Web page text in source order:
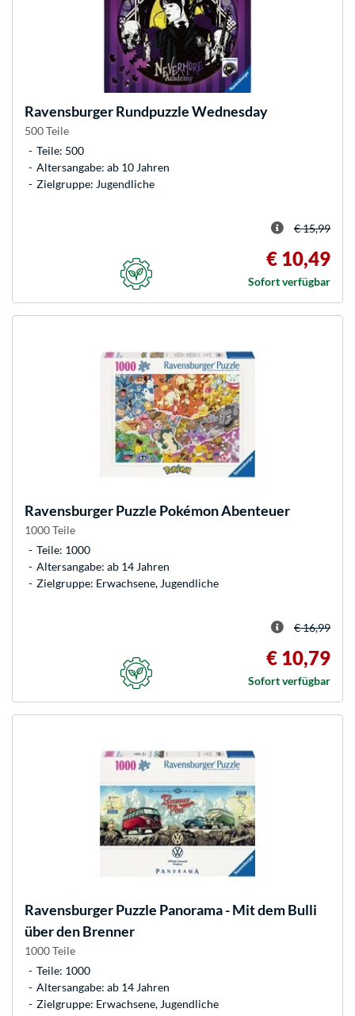
RavensburgerRundpuzzle Wednesday
500 Teile
Teile: 500
Altersangabe: ab 10 Jahren
Zielgruppe: Jugendliche
€ 15,99
€ 10,49
Sofort verfügbar
RavensburgerPuzzle Pokémon Abenteuer
1000 Teile
Teile: 1000
Altersangabe: ab 14 Jahren
Zielgruppe: Erwachsene, Jugendliche
€ 16,99
€ 10,79
Sofort verfügbar
RavensburgerPuzzle Panorama - Mit dem Bulli
über den Brenner
1000 Teile
Teile: 1000
Altersangabe: ab 14 Jahren
Zielgruppe: Erwachsene, Jugendliche